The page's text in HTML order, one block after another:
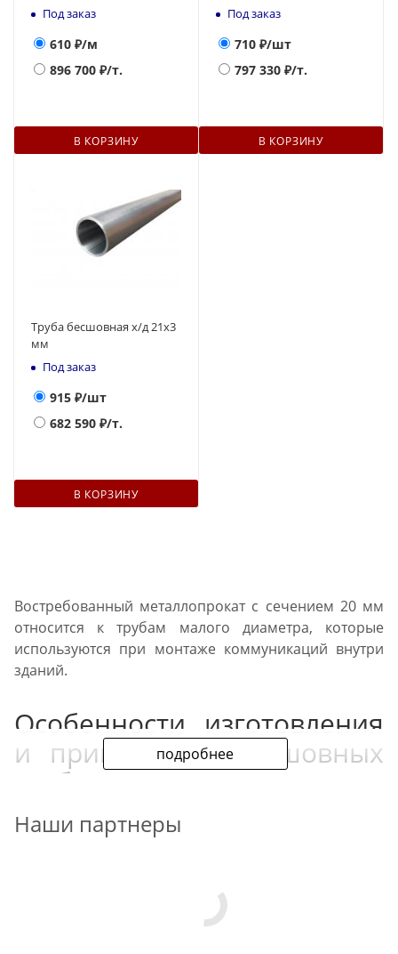
Под заказ
610 ₽/м
896 700 ₽/т.
В КОРЗИНУ
Под заказ
710 ₽/шт
797 330 ₽/т.
В КОРЗИНУ
Труба бесшовная х/д 21х3
мм
Под заказ
915 ₽/шт
682 590 ₽/т.
В КОРЗИНУ
подробнее
Востребованный металлопрокат с сечением 20 мм
относится к трубам малого диаметра, которые
используются при монтаже коммуникаций внутри
зданий.
Особенности изготовления
и применения бесшовных
труб
Ассортимент выпускается по ГОСТ 8733-74. При
продукция имеет монолитную цилиндрическую
форму. Подобные металлоизделия без шва
Наши партнеры